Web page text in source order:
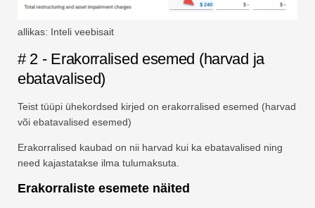
allikas: Inteli veebisait
# 2 - Erakorralised esemed (harvad ja
ebatavalised)
Teist tüüpi ühekordsed kirjed on erakorralised esemed (harvad
või ebatavalised esemed)
Erakorralised kaubad on nii harvad kui ka ebatavalised ning
need kajastatakse ilma tulumaksuta.
Erakorraliste esemete näited